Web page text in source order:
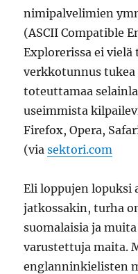
nimipalvelimien
(ASCII Compatible
Explorerissa ei
verkkotunnus
toteuttamaa
useimmista
Firefox, Opera,
(viasektori.com
Eli loppujen lopuksi
jatkossakin, turha
suomalaisia ja
varustettuja maita.
englanninkielisten